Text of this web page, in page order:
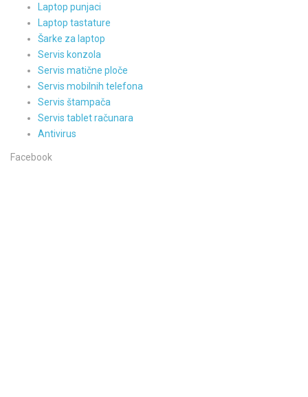
Laptop punjaci
Laptop tastature
Šarke za laptop
Servis konzola
Servis matične ploče
Servis mobilnih telefona
Servis štampača
Servis tablet računara
Antivirus
Facebook